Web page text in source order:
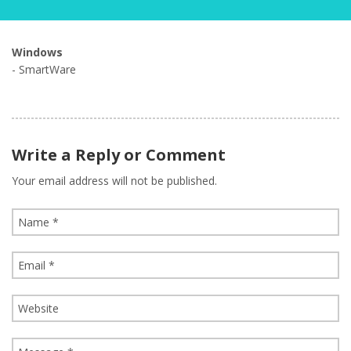
Windows
- SmartWare
Write a Reply or Comment
Your email address will not be published.